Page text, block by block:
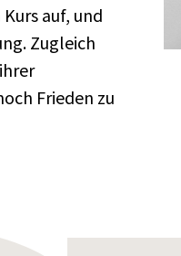
auf, und
Zugleich
Frieden zu